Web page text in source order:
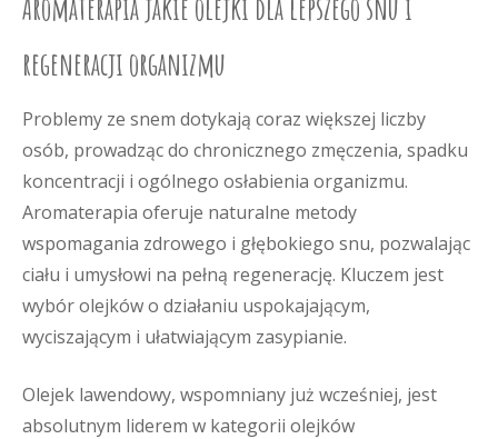
Aromaterapia jakie olejki dla lepszego snu i
regeneracji organizmu
Problemy ze snem dotykają coraz większej liczby
osób, prowadząc do chronicznego zmęczenia, spadku
koncentracji i ogólnego osłabienia organizmu.
Aromaterapia oferuje naturalne metody
wspomagania zdrowego i głębokiego snu, pozwalając
ciału i umysłowi na pełną regenerację. Kluczem jest
wybór olejków o działaniu uspokajającym,
wyciszającym i ułatwiającym zasypianie.
Olejek lawendowy, wspomniany już wcześniej, jest
absolutnym liderem w kategorii olejków